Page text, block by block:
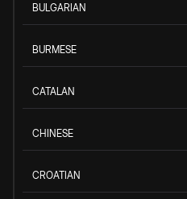
BULGARIAN
BURMESE
CATALAN
CHINESE
CROATIAN